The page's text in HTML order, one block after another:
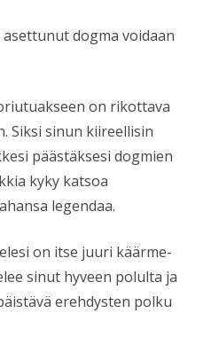
dogma voidaan
on rikottava
Siksi sinun kiireellisin
päästäksesi dogmien
kyky katsoa
legendaa.
on itse juuri käärme-
sinut hyveen polulta ja
erehdysten polku